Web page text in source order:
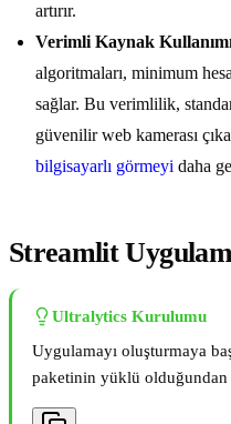
artırır.
Verimli Kaynak
algoritmaları, minimum
sağlar. Bu verimlilik,
güvenilir web kamerası
bilgisayarlı görmeyi daha
Streamlit
Ultralytics Kurulumu
Uygulamayı oluşturmaya
paketinin yüklü olduğundan